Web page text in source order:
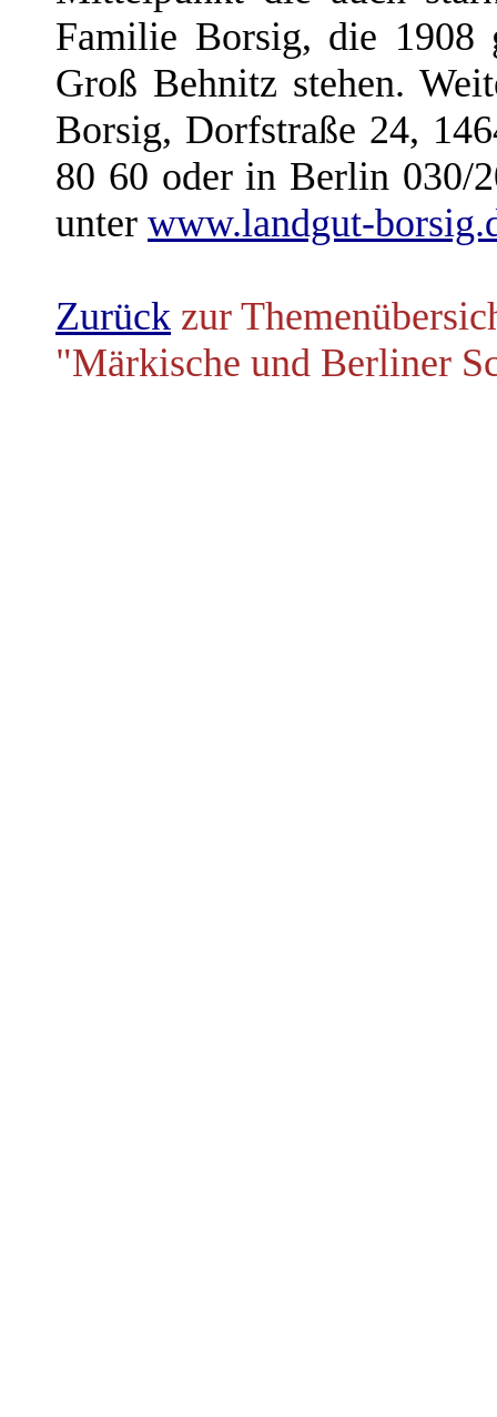
Familie Borsig, die 1908
Groß Behnitz stehen.
Borsig, Dorfstraße 24,
80 60 oder in Berlin 030/
unter www.landgut-
Zurück zur
"Märkische und Berliner